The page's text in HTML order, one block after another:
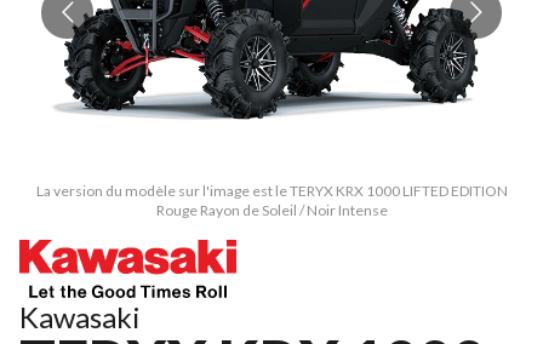
La version du modèle sur l'image est le TERYX KRX 1000 LIFTED EDITION
Rouge Rayon de Soleil / Noir Intense
Kawasaki